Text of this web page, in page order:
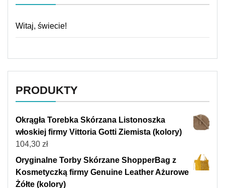
Witaj, świecie!
PRODUKTY
Okrągła Torebka Skórzana Listonoszka
włoskiej firmy Vittoria Gotti Ziemista (kolory)
104,30 zł
Oryginalne Torby Skórzane ShopperBag z
Kosmetyczką firmy Genuine Leather Ażurowe
Żółte (kolory)